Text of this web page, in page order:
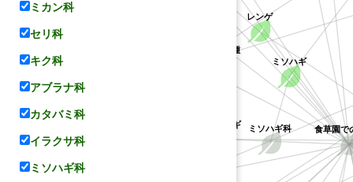
ヤマハギ
レンゲ
ミソハギ科
ミソハギ
キジョラン属の不特定種
食草園で
ミカン科
セリ科
キク科
アブラナ科
カタバミ科
イラクサ科
ミソハギ科